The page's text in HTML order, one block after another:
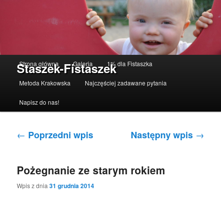
Staszek-Fistaszek
Przeskocz do tekstu
Przeskocz do widgetów
Strona główna Galeria 1% dla Fistaszka
Metoda Krakowska Najczęściej zadawane pytania
Napisz do nas!
Nawigacja po wpisach
← Poprzedni wpis Następny wpis →
Pożegnanie ze starym rokiem
Wpis z dnia31 grudnia 2014